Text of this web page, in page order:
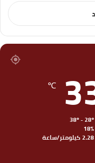
℃
18%
2.28 كيلومتر/ساعة